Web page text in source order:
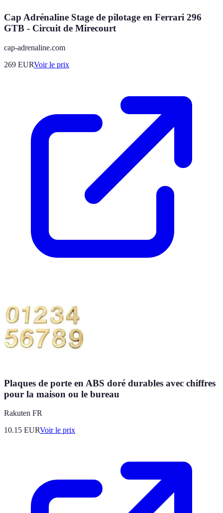
Cap Adrénaline Stage de pilotage en Ferrari 296
GTB - Circuit de Mirecourt
cap-adrenaline.com
269 EURVoir le prix
Plaques de porte en ABS doré durables avec chiffres
pour la maison ou le bureau
Rakuten FR
10.15 EURVoir le prix